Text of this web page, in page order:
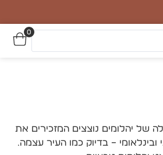
0
והילה של יהלומים נוצצים המזכירים את
ובינלאומי – בדיוק כמו העיר עצמה.